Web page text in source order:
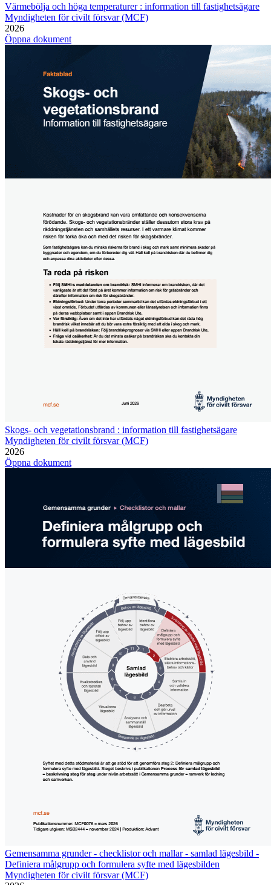
Värmebölja och höga temperaturer : information till fastighetsägare
Myndigheten för civilt försvar (MCF)
2026
Öppna dokument
Skogs- och vegetationsbrand : information till fastighetsägare
Myndigheten för civilt försvar (MCF)
2026
Öppna dokument
Gemensamma grunder - checklistor och mallar - samlad lägesbild -
Definiera målgrupp och formulera syfte med lägesbilden
Myndigheten för civilt försvar (MCF)